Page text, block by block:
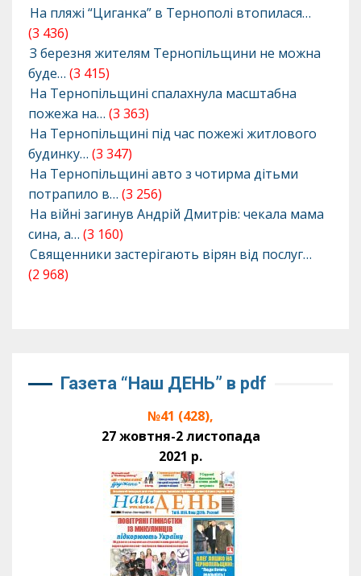
На пляжі “Циганка” в Тернополі втопилася…
(3 436)
З березня жителям Тернопільщини не можна
буде… (3 415)
На Тернопільщині спалахнула масштабна
пожежа на… (3 363)
На Тернопільщині під час пожежі житлового
будинку… (3 347)
На Тернопільщині авто з чотирма дітьми
потрапило в… (3 256)
На війні загинув Андрій Дмитрів: чекала мама
сина, а… (3 160)
Священники застерігають вірян від послуг…
(2 968)
Газета “Наш ДЕНЬ” в pdf
№41 (428),
27 жовтня-2 листопада
2021 р.